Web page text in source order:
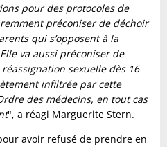
pour des protocoles de
préconiser de déchoir
qui s’opposent à la
va aussi préconiser de
sexuelle dès 16
infiltrée par cette
des médecins, en tout cas
", a réagi Marguerite Stern.
avoir refusé de prendre en